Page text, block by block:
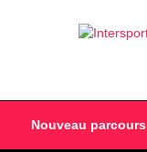
Nouveau parcours